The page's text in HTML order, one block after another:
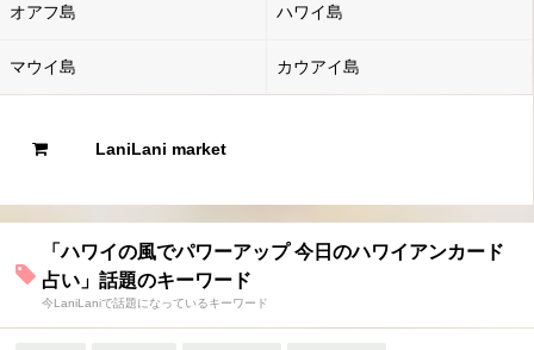
オアフ島 ハワイ島
マウイ島 カウアイ島
LaniLani market
「ハワイの風でパワーアップ 今日のハワイアンカード
占い」話題のキーワード
今LaniLaniで話題になっているキーワード